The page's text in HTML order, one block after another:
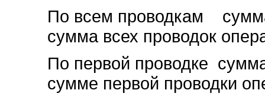
По всем проводкам
сумма всех проводок
По первой проводке
сумме первой проводки